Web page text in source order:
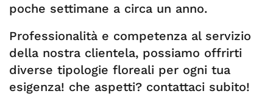
poche settimane a circa un anno.
Professionalità e competenza al servizio
della nostra clientela, possiamo offrirti
diverse tipologie floreali per ogni tua
esigenza! che aspetti? contattaci subito!